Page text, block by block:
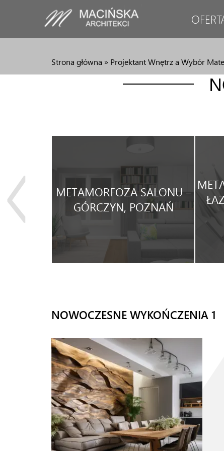
Strona główna » Projektant Wnętrz a Wybór
METAMORFOZA SALONU –
GÓRCZYN, POZNAŃ
NOWOCZESNE WYKOŃCZENIA 1